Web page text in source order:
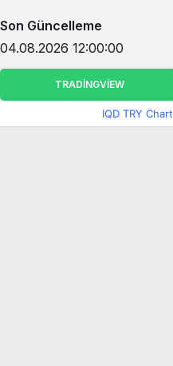
Son Güncelleme
04.08.2026 12:00:00
TRADINGVIEW
IQD TRY Chart